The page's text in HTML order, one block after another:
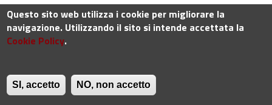
Questo sito web utilizza i cookie per migliorare la
navigazione. Utilizzando il sito si intende accettata la
Cookie Policy.
SI, accetto NO, non accetto